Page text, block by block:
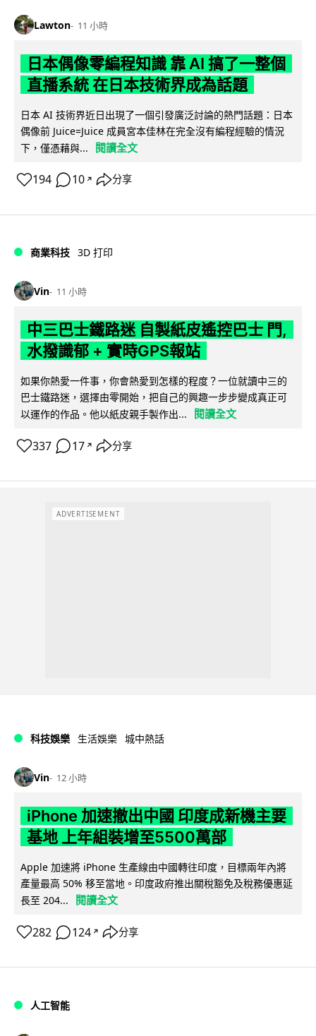
Lawton 11 小時
日本偶像零編程知識 靠 AI 搞了一整個
直播系統 在日本技術界成為話題
日本 AI 技術界近日出現了一個引發廣泛討論的熱門話題：日本
偶像前 Juice=Juice 成員宮本佳林在完全沒有編程經驗的情況
下，僅憑藉與...
閱讀全文
194 10 ↗ 分享
商業科技 3D 打印
Vin 11 小時
中三巴士鐵路迷 自製紙皮遙控巴士 門,
水撥識郁 + 實時GPS報站
如果你熱愛一件事，你會熱愛到怎樣的程度？一位就讀中三的
巴士鐵路迷，選擇由零開始，把自己的興趣一步步變成真正可
以運作的作品。他以紙皮親手製作出...
閱讀全文
337 17 ↗ 分享
ADVERTISEMENT
科技娛樂 生活娛樂 城中熱話
Vin 12 小時
iPhone 加速撤出中國 印度成新機主要
基地 上年組裝增至5500萬部
Apple 加速將 iPhone 生產線由中國轉往印度，目標兩年內將
產量最高 50% 移至當地。印度政府推出關稅豁免及稅務優惠延
長至 204...
閱讀全文
282 124 ↗ 分享
人工智能